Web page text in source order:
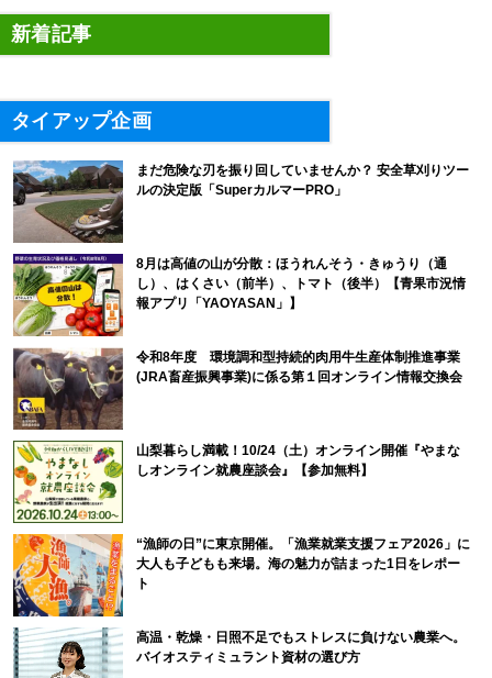
新着記事
タイアップ企画
まだ危険な刃を振り回していませんか？ 安全草刈りツー
ルの決定版「SuperカルマーPRO」
8月は高値の山が分散：ほうれんそう・きゅうり（通
し）、はくさい（前半）、トマト（後半）【青果市況情
報アプリ「YAOYASAN」】
令和8年度 環境調和型持続的肉用牛生産体制推進事業
(JRA畜産振興事業)に係る第１回オンライン情報交換会
山梨暮らし満載！10/24（土）オンライン開催『やまな
しオンライン就農座談会』【参加無料】
“漁師の日”に東京開催。「漁業就業支援フェア2026」に
大人も子どもも来場。海の魅力が詰まった1日をレポー
ト
高温・乾燥・日照不足でもストレスに負けない農業へ。
バイオスティミュラント資材の選び方